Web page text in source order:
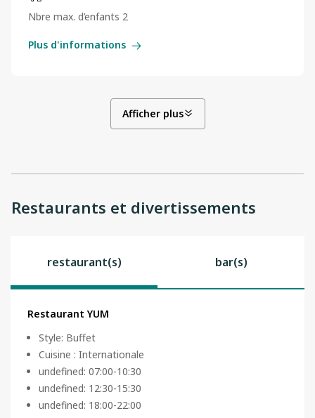
Nbre max. d’enfants 2
Plus d'informations
Afficher plus
Restaurants et divertissements
restaurant(s) bar(s)
Restaurant YUM
Style: Buffet
Cuisine : Internationale
undefined: 07:00-10:30
undefined: 12:30-15:30
undefined: 18:00-22:00